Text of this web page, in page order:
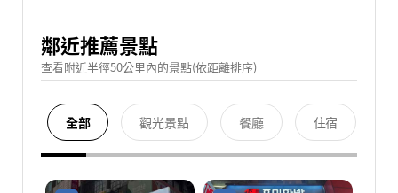
鄰近推薦景點
查看附近半徑50公里內的景點(依距離排序)
全部 觀光景點 餐廳 住宿